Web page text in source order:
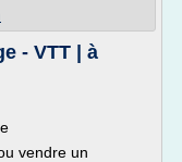
- VTT | à
vendre un